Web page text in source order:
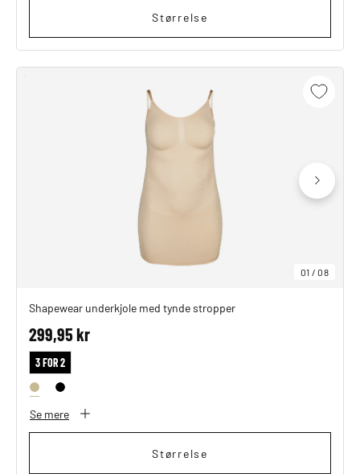
Størrelse
01 /08
Shapewear underkjole med tynde stropper
299,95 kr
3 FOR 2
Se mere
Størrelse